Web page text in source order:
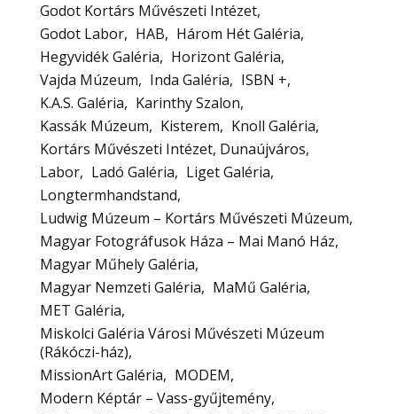
Godot Kortárs Művészeti Intézet
Godot Labor
HAB
Három Hét Galéria
Hegyvidék Galéria
Horizont Galéria
Vajda Múzeum
Inda Galéria
ISBN +
K.A.S. Galéria
Karinthy Szalon
Kassák Múzeum
Kisterem
Knoll Galéria
Kortárs Művészeti Intézet, Dunaújváros
Labor
Ladó Galéria
Liget Galéria
Longtermhandstand
Ludwig Múzeum – Kortárs Művészeti Múzeum
Magyar Fotográfusok Háza – Mai Manó Ház
Magyar Műhely Galéria
Magyar Nemzeti Galéria
MaMű Galéria
MET Galéria
Miskolci Galéria Városi Művészeti Múzeum
(Rákóczi-ház)
MissionArt Galéria
MODEM
Modern Képtár – Vass-gyűjtemény